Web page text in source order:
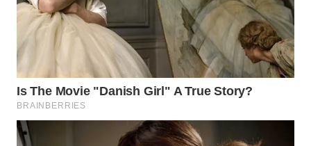
TAPANULI
SELATAN
TANJUNG
LESUNG
WN
KARO